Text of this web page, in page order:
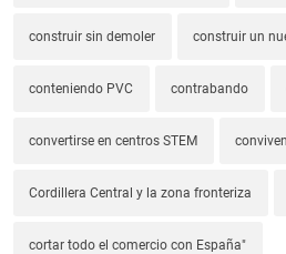
construir sin demoler construir un
conteniendo PVC contrabando
convertirse en centros STEM
Cordillera Central y la zona fronteriza
cortar todo el comercio con España"